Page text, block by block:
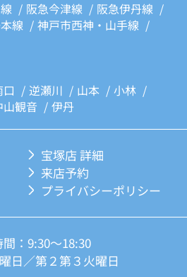
阪急今津線
阪急伊丹線
線
神戸市西神・山手線
逆瀬川 山本
小林
山観音 伊丹
宝塚店 詳細
来店予約
プライバシーポリシー
：9:30～18:30
日／第２第３火曜日